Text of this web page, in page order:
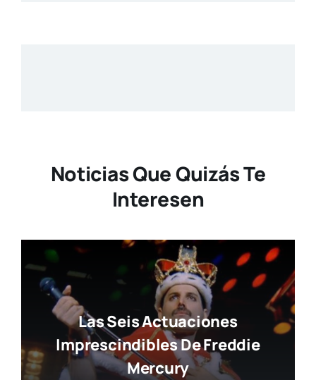
Noticias Que Quizás Te
Interesen
Las Seis Actuaciones
Imprescindibles De Freddie
Mercury